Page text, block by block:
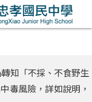
知「不採、不食野生
毒風險，詳如說明，